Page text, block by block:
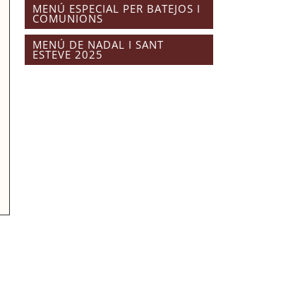
MENÚ ESPECIAL PER BATEJOS I
COMUNIONS
MENÚ DE NADAL I SANT
ESTEVE 2025